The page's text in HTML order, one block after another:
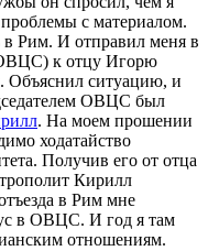
с материалом.
в Рим. И отправил меня в
к отцу Игорю
Объяснил ситуацию, и
ОВЦС был
. На моем прошении
ходатайство
Получив его от отца
Кирилл
в Рим мне
в ОВЦС. И год я там
отношениям.